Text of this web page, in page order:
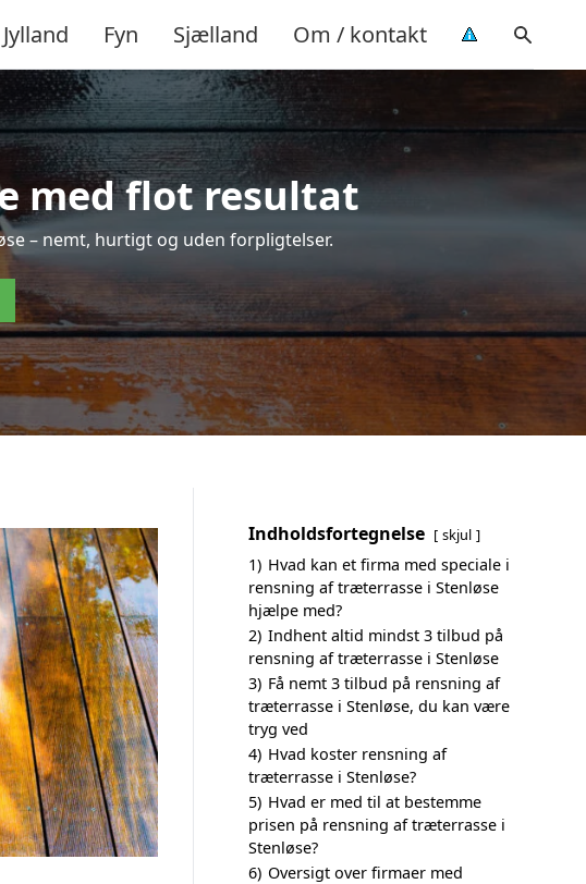
Jylland Fyn Sjælland Om / kontakt
med flot resultat
– nemt, hurtigt og uden forpligtelser.
Indholdsfortegnelse skjul
1) Hvad kan et firma med speciale i
rensning af træterrasse i Stenløse
hjælpe med?
2) Indhent altid mindst 3 tilbud på
rensning af træterrasse i Stenløse
3) Få nemt 3 tilbud på rensning af
træterrasse i Stenløse, du kan være
tryg ved
4) Hvad koster rensning af
træterrasse i Stenløse?
5) Hvad er med til at bestemme
prisen på rensning af træterrasse i
Stenløse?
6) Oversigt over firmaer med